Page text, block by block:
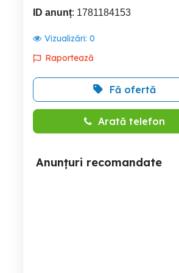
ID anunț: 1781184153
Vizualizări: 0
Raportează
Fă ofertă
Arată telefon
Anunțuri recomandate